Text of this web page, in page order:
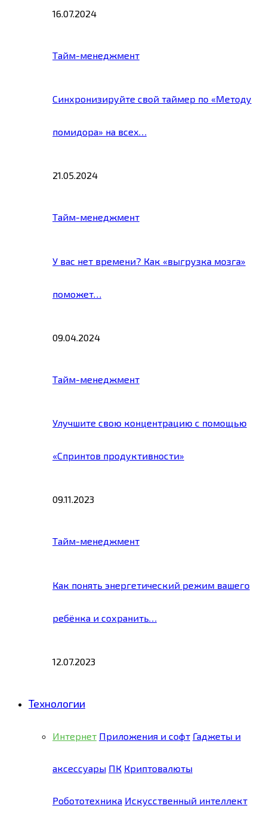
16.07.2024
Тайм-менеджмент
Синхронизируйте свой таймер по «Методу
помидора» на всех…
21.05.2024
Тайм-менеджмент
У вас нет времени? Как «выгрузка мозга»
поможет…
09.04.2024
Тайм-менеджмент
Улучшите свою концентрацию с помощью
«Спринтов продуктивности»
09.11.2023
Тайм-менеджмент
Как понять энергетический режим вашего
ребёнка и сохранить…
12.07.2023
Технологии
Интернет Приложения и софт Гаджеты и
аксессуары ПК Криптовалюты
Робототехника Искусственный интеллект